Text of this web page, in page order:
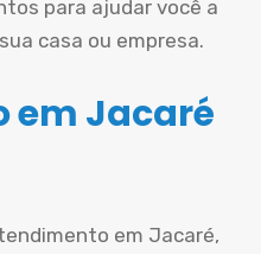
para ajudar você a
casa ou empresa.
em Jacaré
em Jacaré,